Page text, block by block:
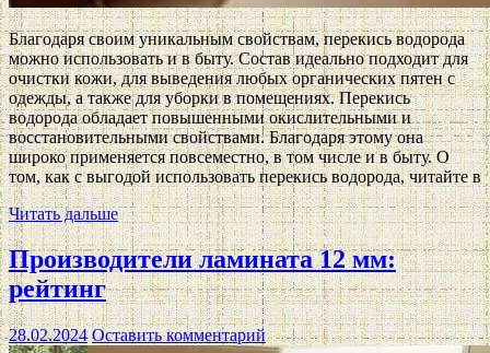
Благодаря своим уникальным свойствам, перекись водорода
можно использовать и в быту. Состав идеально подходит для
очистки кожи, для выведения любых органических пятен с
одежды, а также для уборки в помещениях. Перекись
водорода обладает повышенными окислительными и
восстановительными свойствами. Благодаря этому она
широко применяется повсеместно, в том числе и в быту. О
том, как с выгодой использовать перекись водорода, читайте в
Читать дальше
Производители ламината 12 мм:
рейтинг
28.02.2024 Оставить комментарий